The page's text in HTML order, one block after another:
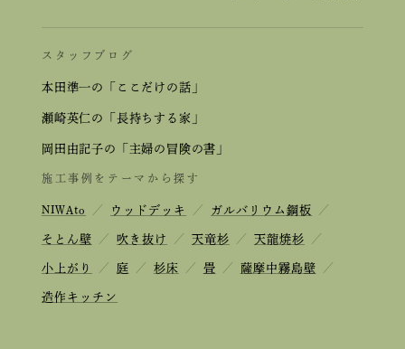
スタッフブログ
本田準一の「ここだけの話」
瀬崎英仁の「長持ちする家」
岡田由記子の「主婦の冒険の書」
施工事例をテーマから探す
NIWAto ／ ウッドデッキ ／ ガルバリウム鋼板 ／
そとん壁 ／ 吹き抜け ／ 天竜杉 ／ 天龍焼杉 ／
小上がり ／ 庭 ／ 杉床 ／ 畳 ／ 薩摩中霧島壁 ／
造作キッチン